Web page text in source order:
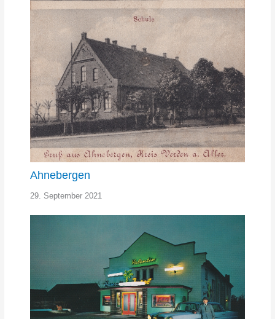
Ahnebergen
29. September 2021